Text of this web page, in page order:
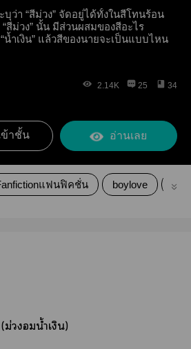
บุว่า “สีม่วง” จัดอยู่ได้ทั้งในสีโทนร้อน
2.14K 25 34
ข้าชั้น อ่านเลย
แฟนฟิคชั่น boylove 18+
(ม่วงน้ำเงิน)